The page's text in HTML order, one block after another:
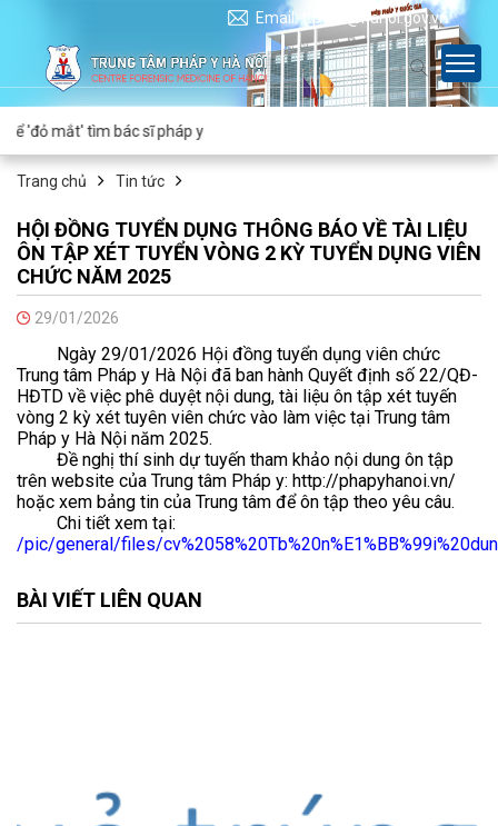
Email: ttpyhn@hanoi.gov.vn
mắt' tìm bác sĩ pháp y
Trang chủ Tin tức
HỘI ĐỒNG TUYỂN DỤNG THÔNG BÁO VỀ TÀI LIỆU
ÔN TẬP XÉT TUYỂN VÒNG 2 KỲ TUYỂN DỤNG VIÊN
CHỨC NĂM 2025
29/01/2026
Ngày 29/01/2026 Hội đồng tuyển dụng viên chức
Trung tâm Pháp y Hà Nội đã ban hành Quyết định số 22/QĐ-
HĐTD về việc phê duyệt nội dung, tài liệu ôn tập xét tuyến
vòng 2 kỳ xét tuyên viên chức vào làm việc tại Trung tâm
Pháp y Hà Nội năm 2025.
Đề nghị thí sinh dự tuyến tham khảo nội dung ôn tập
trên website của Trung tâm Pháp y: http://phapyhanoi.vn/
hoặc xem bảng tin của Trung tâm để ôn tập theo yêu câu.
Chi tiết xem tại:
/pic/general/files/
BÀI VIẾT LIÊN QUAN